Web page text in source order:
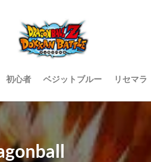
初心者 ベジットブルー リセマラ